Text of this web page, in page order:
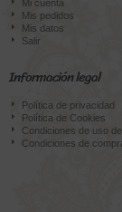
Mi cuenta
Mis pedidos
Mis datos
Salir
Información legal
Política de privacidad
Política de Cookies
Condiciones de uso
Condiciones de